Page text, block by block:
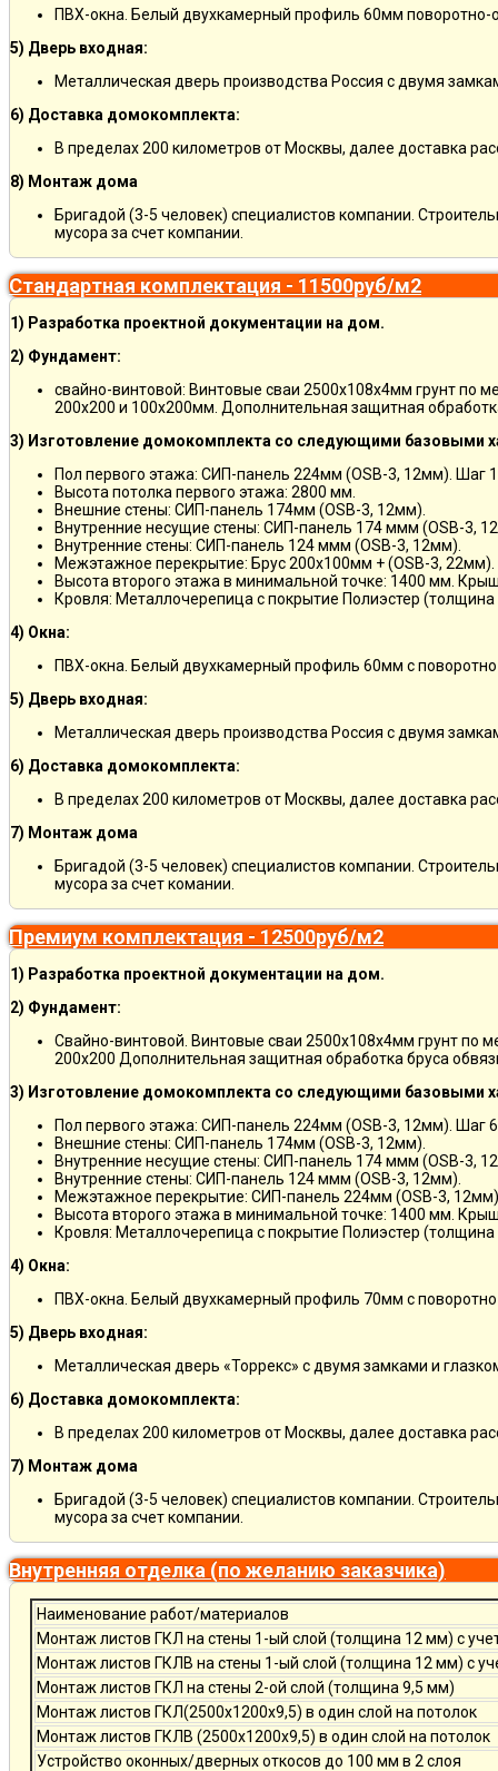
ПВХ-окна. Белый двухкамерный профиль 60мм поворотно-
5) Дверь входная:
Металлическая дверь производства Россия с двумя
6) Доставка домокомплекта:
В пределах 200 километров от Москвы, далее доставка
8) Монтаж дома
Бригадой (3-5 человек) специалистов компании.
мусора за счет компании.
Стандартная комплектация - 11500руб/м2
1) Разработка проектной документации на дом.
2) Фундамент:
свайно-винтовой: Винтовые сваи 2500х108х4мм грунт по
200х200 и 100х200мм. Дополнительная защитная
3) Изготовление домокомплекта со следующими базовыми
Пол первого этажа: СИП-панель 224мм (OSB-3, 12мм). Шаг
Высота потолка первого этажа: 2800 мм.
Внешние стены: СИП-панель 174мм (OSB-3, 12мм).
Внутренние несущие стены: СИП-панель 174 ммм (OSB-3,
Внутренние стены: СИП-панель 124 ммм (OSB-3, 12мм).
Межэтажное перекрытие: Брус 200х100мм + (OSB-3, 22мм).
Высота второго этажа в минимальной точке: 1400 мм.
Кровля: Металлочерепица с покрытие Полиэстер
4) Окна:
ПВХ-окна. Белый двухкамерный профиль 60мм с
5) Дверь входная:
Металлическая дверь производства Россия с двумя
6) Доставка домокомплекта:
В пределах 200 километров от Москвы, далее доставка
7) Монтаж дома
Бригадой (3-5 человек) специалистов компании.
мусора за счет комании.
Премиум комплектация - 12500руб/м2
1) Разработка проектной документации на дом.
2) Фундамент:
Свайно-винтовой. Винтовые сваи 2500х108х4мм грунт по
200х200 Дополнительная защитная обработка бруса
3) Изготовление домокомплекта со следующими базовыми
Пол первого этажа: СИП-панель 224мм (OSB-3, 12мм). Шаг
Внешние стены: СИП-панель 174мм (OSB-3, 12мм).
Внутренние несущие стены: СИП-панель 174 ммм (OSB-3,
Внутренние стены: СИП-панель 124 ммм (OSB-3, 12мм).
Межэтажное перекрытие: СИП-панель 224мм (OSB-3,
Высота второго этажа в минимальной точке: 1400 мм.
Кровля: Металлочерепица с покрытие Полиэстер
4) Окна:
ПВХ-окна. Белый двухкамерный профиль 70мм с
5) Дверь входная:
Металлическая дверь «Торрекс» с двумя замками и
6) Доставка домокомплекта:
В пределах 200 километров от Москвы, далее доставка
7) Монтаж дома
Бригадой (3-5 человек) специалистов компании.
мусора за счет компании.
Внутренняя отделка (по желанию заказчика)
Наименование работ/материалов
Монтаж листов ГКЛ на стены 1-ый слой (толщина 12 мм) с
Монтаж листов ГКЛВ на стены 1-ый слой (толщина 12 мм) с
Монтаж листов ГКЛ на стены 2-ой слой (толщина 9,5 мм)
Монтаж листов ГКЛ(2500х1200х9,5) в один слой на потолок
Монтаж листов ГКЛВ (2500х1200х9,5) в один слой на потолок
Устройство оконных/дверных откосов до 100 мм в 2 слоя